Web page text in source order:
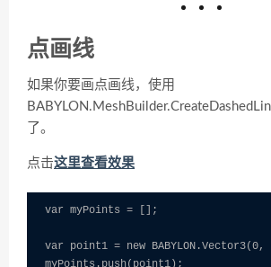
点画线
如果你要画点画线，使用
了。
点击这里查看效果
var myPoints = [];
var point1 = new
myPoints.push(point1);